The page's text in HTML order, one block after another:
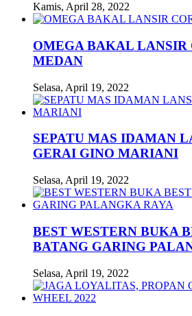
Kamis, April 28, 2022
OMEGA BAKAL LANSIR
MEDAN
Selasa, April 19, 2022
SEPATU MAS IDAMAN
GERAI GINO MARIANI
Selasa, April 19, 2022
BEST WESTERN BUKA
BATANG GARING
Selasa, April 19, 2022